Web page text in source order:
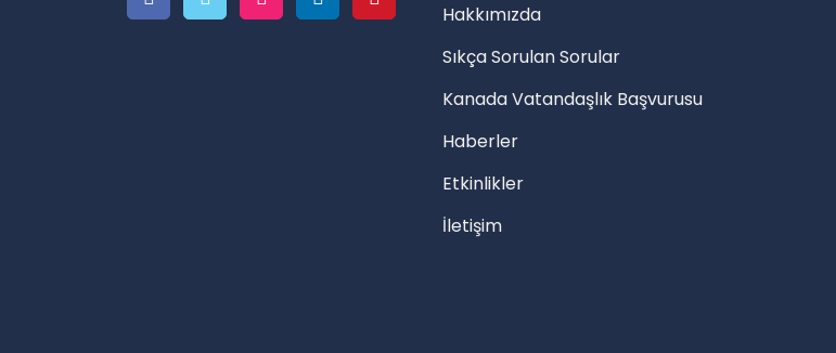
Hakkımızda
Sıkça Sorulan Sorular
Kanada Vatandaşlık Başvurusu
Haberler
Etkinlikler
İletişim